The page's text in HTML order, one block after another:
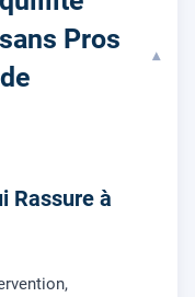
Pros
▾
Rassure à